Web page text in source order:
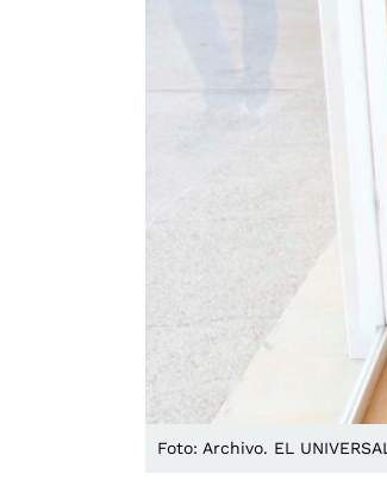
Foto: Archivo. EL UNIVERSAL